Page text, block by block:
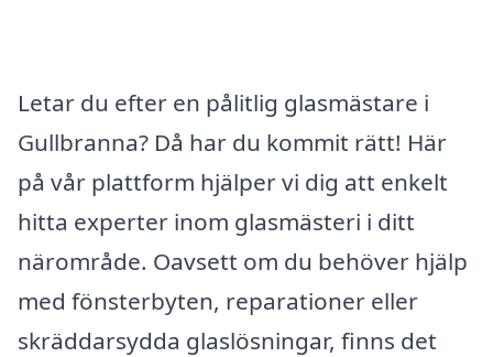
Letar du efter en pålitlig glasmästare i
Gullbranna? Då har du kommit rätt! Här
på vår plattform hjälper vi dig att enkelt
hitta experter inom glasmästeri i ditt
närområde. Oavsett om du behöver hjälp
med fönsterbyten, reparationer eller
skräddarsydda glaslösningar, finns det